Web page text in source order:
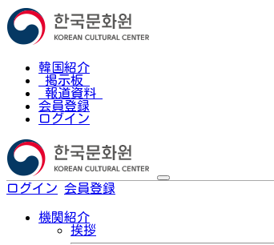
韓国紹介
掲示板
報道資料
会員登録
ログイン
ログイン 会員登録
機関紹介
挨拶